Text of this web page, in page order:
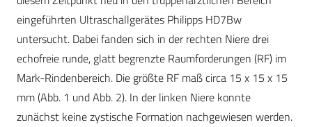
eingeführten Ultraschallgerätes Philipps HD7Bw
untersucht. Dabei fanden sich in der rechten Niere drei
echofreie runde, glatt begrenzte Raumforderungen (RF) im
Mark-Rindenbereich. Die größte RF maß circa 15 x 15 x 15
mm (Abb. 1 und Abb. 2). In der linken Niere konnte
zunächst keine zystische Formation nachgewiesen werden.